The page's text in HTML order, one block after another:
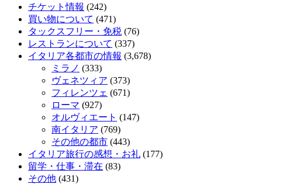
チケット情報 (242)
買い物について (471)
タックスフリー・免税 (76)
レストランについて (337)
イタリア各都市の情報 (3,678)
ミラノ (333)
ヴェネツィア (373)
フィレンツェ (671)
ローマ (927)
オルヴィエート (147)
南イタリア (769)
その他の都市 (443)
イタリア旅行の感想・お礼 (177)
留学・仕事・滞在 (83)
その他 (431)